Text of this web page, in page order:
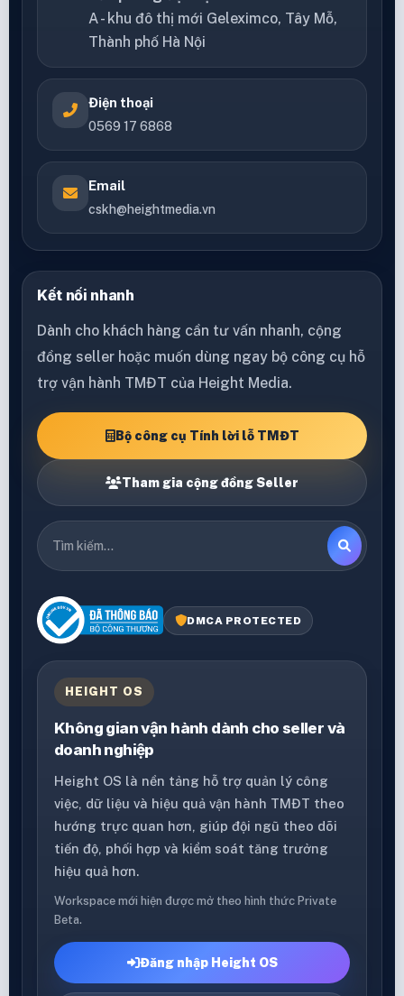
A - khu đô thị mới Geleximco, Tây Mỗ,
Thành phố Hà Nội
Điện thoại
0569 17 6868
Email
cskh@heightmedia.vn
Kết nối nhanh
Dành cho khách hàng cần tư vấn nhanh, cộng
đồng seller hoặc muốn dùng ngay bộ công cụ hỗ
trợ vận hành TMĐT của Height Media.
Bộ công cụ Tính lời lỗ TMĐT
Tham gia cộng đồng Seller
DMCA PROTECTED
HEIGHT OS
Không gian vận hành dành cho seller và
doanh nghiệp
Height OS là nền tảng hỗ trợ quản lý công
việc, dữ liệu và hiệu quả vận hành TMĐT theo
hướng trực quan hơn, giúp đội ngũ theo dõi
tiến độ, phối hợp và kiểm soát tăng trưởng
hiệu quả hơn.
Workspace mới hiện được mở theo hình thức Private
Beta.
Đăng nhập Height OS